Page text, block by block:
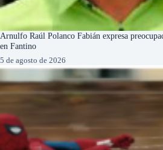
Arnulfo Raúl Polanco Fabián expresa
en Fantino
5 de agosto de 2026